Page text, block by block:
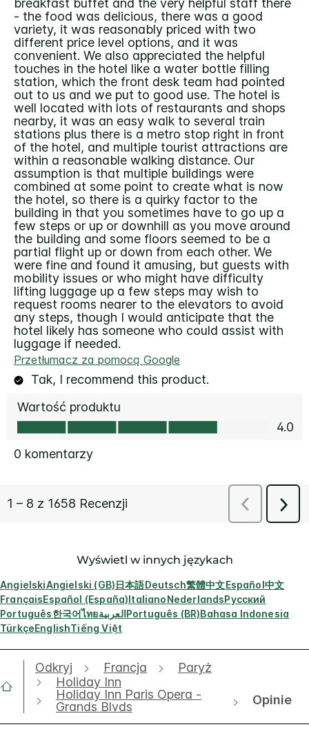
Wyświetl w innych językach
AngielskiAngielski (GB)日本語Deutsch繁體中文Español中文
FrançaisEspañol (España)ItalianoNederlandsРусский
Português한국어ไทยالعربيةPortuguês (BR)Bahasa Indonesia
TürkçeEnglishTiếng Việt
Odkryj Francja
Paryż
Holiday Inn
Holiday Inn Paris Opera -
Grands Blvds
Opinie